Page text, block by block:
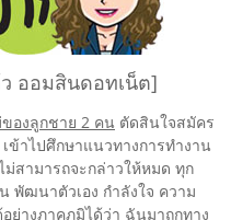
ออมสินดอทเน็ต]
องลูกชาย 2 คน ตัดสินใจสมัคร
ข้าไปศึกษาแนวทางการทำงาน
สามารถจะกล่าวให้หมด ทุก
พัฒนาตัวเอง กำลังใจ ความ
ย่างภาคภูมิได้ว่า ฉันมาถูกทาง